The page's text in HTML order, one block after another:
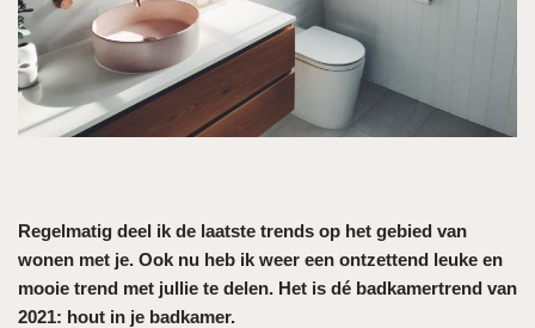
Regelmatig deel ik de laatste trends op het gebied van
wonen met je. Ook nu heb ik weer een ontzettend leuke en
mooie trend met jullie te delen. Het is dé badkamertrend van
2021: hout in je badkamer.